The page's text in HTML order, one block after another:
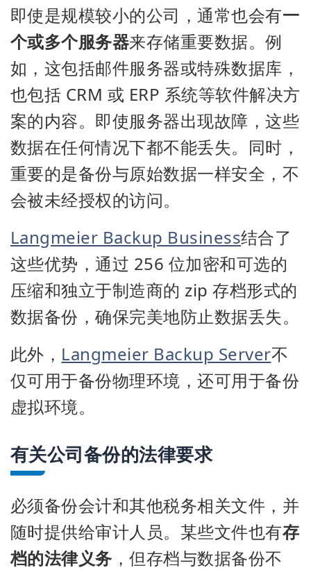
即使是规模较小的公司，通常也会有一
个或多个服务器来存储重要数据。例
如，这包括邮件服务器或特殊数据库，
也包括 CRM 或 ERP 系统等软件解决方
案的内容。即使服务器出现故障，这些
数据在任何情况下都不能丢失。同时，
重要的是备份与原始数据一样安全，不
会被未经授权的访问。
Langmeier Backup Business结合了
这些优势，通过 256 位加密和可选的
压缩和独立于制造商的 zip 存档形式的
数据备份，确保完美地防止数据丢失。
此外， Langmeier Backup Server不
仅可用于备份物理环境，还可用于备份
虚拟环境。
有关公司备份的法律要求
必须备份会计和其他税务相关文件，并
随时提供给审计人员。某些文件也有存
档的法律义务 ，但存档与数据备份不